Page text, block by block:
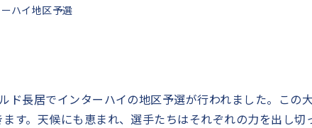
ハイ地区予選
ド長居でインターハイの地区予選が行われました。この
す。天候にも恵まれ、選手たちはそれぞれの力を出し